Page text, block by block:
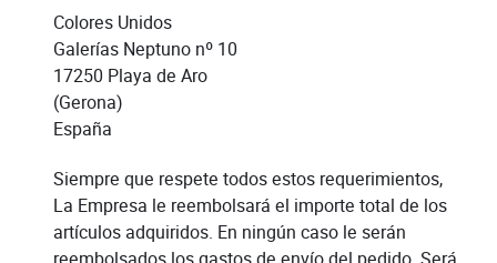
Colores Unidos
Galerías Neptuno nº 10
17250 Playa de Aro
(Gerona)
España
Siempre que respete todos estos requerimientos,
La Empresa le reembolsará el importe total de los
artículos adquiridos. En ningún caso le serán